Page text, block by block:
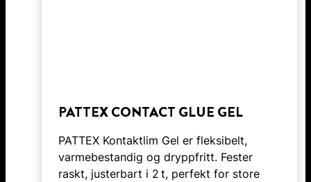
PATTEX CONTACT GLUE GEL
PATTEX Kontaktlim Gel er fleksibelt,
varmebestandig og dryppfritt. Fester
raskt, justerbart i 2 t, perfekt for store